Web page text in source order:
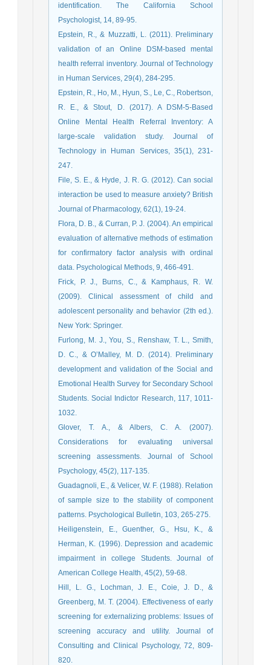
identification. The California School
Psychologist, 14, 89-95.
Epstein, R., & Muzzatti, L. (2011). Preliminary
validation of an Online DSM-based mental
health referral inventory. Journal of Technology
in Human Services, 29(4), 284-295.
Epstein, R., Ho, M., Hyun, S., Le, C., Robertson,
R. E., & Stout, D. (2017). A DSM-5-Based
Online Mental Health Referral Inventory: A
large-scale validation study. Journal of
Technology in Human Services, 35(1), 231-
247.
File, S. E., & Hyde, J. R. G. (2012). Can social
interaction be used to measure anxiety? British
Journal of Pharmacology, 62(1), 19-24.
Flora, D. B., & Curran, P. J. (2004). An empirical
evaluation of alternative methods of estimation
for confirmatory factor analysis with ordinal
data. Psychological Methods, 9, 466-491.
Frick, P. J., Burns, C., & Kamphaus, R. W.
(2009). Clinical assessment of child and
adolescent personality and behavior (2th ed.).
New York: Springer.
Furlong, M. J., You, S., Renshaw, T. L., Smith,
D. C., & O’Malley, M. D. (2014). Preliminary
development and validation of the Social and
Emotional Health Survey for Secondary School
Students. Social Indictor Research, 117, 1011-
1032.
Glover, T. A., & Albers, C. A. (2007).
Considerations for evaluating universal
screening assessments. Journal of School
Psychology, 45(2), 117-135.
Guadagnoli, E., & Velicer, W. F. (1988). Relation
of sample size to the stability of component
patterns. Psychological Bulletin, 103, 265-275.
Heiligenstein, E., Guenther, G., Hsu, K., &
Herman, K. (1996). Depression and academic
impairment in college Students. Journal of
American College Health, 45(2), 59-68.
Hill, L. G., Lochman, J. E., Coie, J. D., &
Greenberg, M. T. (2004). Effectiveness of early
screening for externalizing problems: Issues of
screening accuracy and utility. Journal of
Consulting and Clinical Psychology, 72, 809-
820.